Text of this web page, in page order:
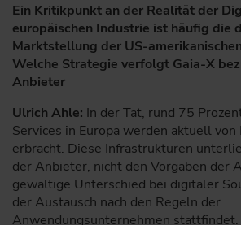
Ein Kritikpunkt an der Realität der
europäischen Industrie ist häufig die
Marktstellung der US-
Welche Strategie verfolgt Gaia-X
Anbieter
Ulrich Ahle: In der Tat, rund 75
Services in Europa werden aktuell von
erbracht. Diese Infrastrukturen
der Anbieter, nicht den Vorgaben der
gewaltige Unterschied bei digitaler
der Austausch nach den Regeln der
Anwendungsunternehmen